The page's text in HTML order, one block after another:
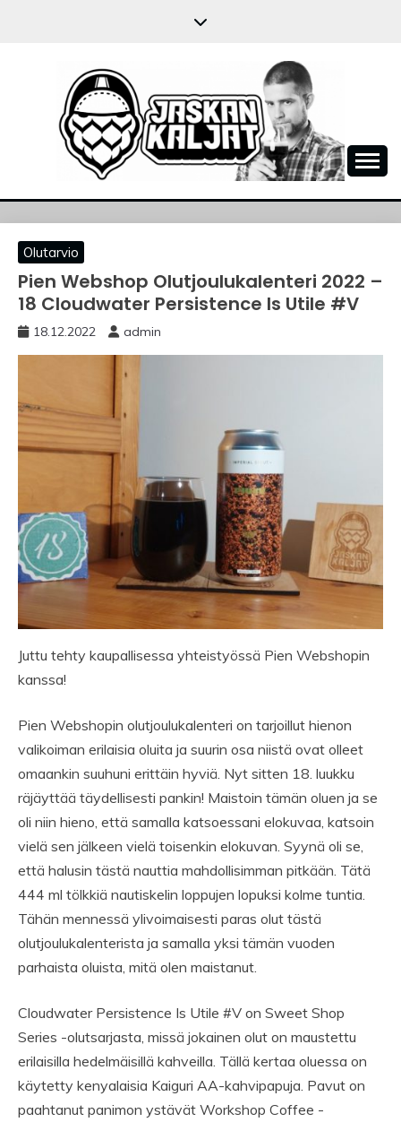
JASKANKALJAT
Olutarvio
Pien Webshop Olutjoulukalenteri 2022 –
18 Cloudwater Persistence Is Utile #V
18.12.2022 admin
Juttu tehty kaupallisessa yhteistyössä Pien Webshopin
kanssa!
Pien Webshopin olutjoulukalenteri on tarjoillut hienon
valikoiman erilaisia oluita ja suurin osa niistä ovat olleet
omaankin suuhuni erittäin hyviä. Nyt sitten 18. luukku
räjäyttää täydellisesti pankin! Maistoin tämän oluen ja se
oli niin hieno, että samalla katsoessani elokuvaa, katsoin
vielä sen jälkeen vielä toisenkin elokuvan. Syynä oli se,
että halusin tästä nauttia mahdollisimman pitkään. Tätä
444 ml tölkkiä nautiskelin loppujen lopuksi kolme tuntia.
Tähän mennessä ylivoimaisesti paras olut tästä
olutjoulukalenterista ja samalla yksi tämän vuoden
parhaista oluista, mitä olen maistanut.
Cloudwater Persistence Is Utile #V on Sweet Shop
Series -olutsarjasta, missä jokainen olut on maustettu
erilaisilla hedelmäisillä kahveilla. Tällä kertaa oluessa on
käytetty kenyalaisia Kaiguri AA-kahvipapuja. Pavut on
paahtanut panimon ystävät Workshop Coffee -